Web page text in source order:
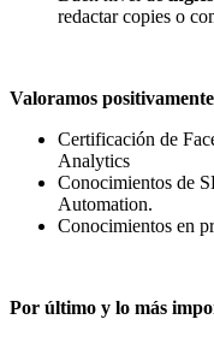
redactar copies o
Valoramos
Certificación de
Analytics
Conocimientos de
Automation.
Conocimientos en
Por último y lo más